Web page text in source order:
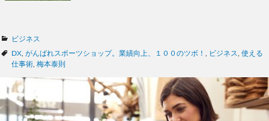
カ
テ
ゴ
ー
ビジネス
タ
グ
DX がんばれスポーツショップ。業績向上、１００のツボ！ ビジネス
使える
仕事術 梅本泰則